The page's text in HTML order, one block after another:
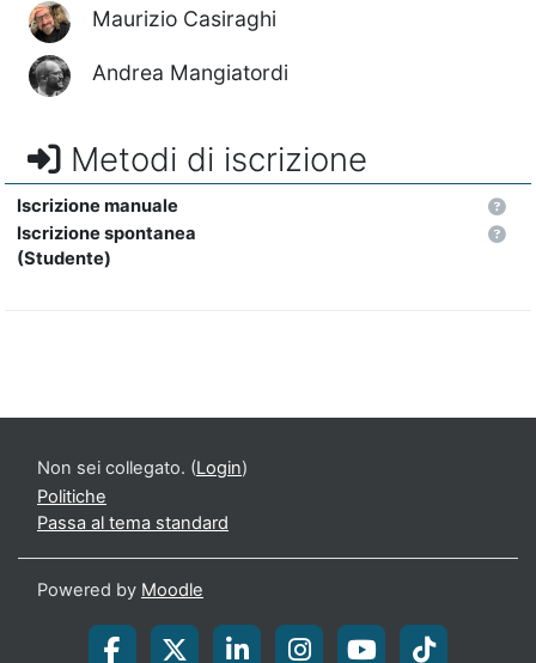
Maurizio Casiraghi
Andrea Mangiatordi
Metodi di iscrizione
Iscrizione manuale
Iscrizione spontanea
(Studente)
Non sei collegato. (Login)
Politiche
Passa al tema standard
Powered by Moodle